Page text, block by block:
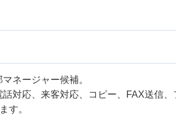
ネージャー候補。
対応、来客対応、コピー、FAX送信、
す。